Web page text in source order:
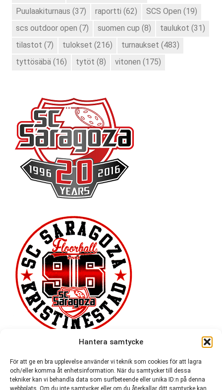
Hantera samtycke
För att ge en bra upplevelse använder vi teknik som cookies för att lagra
och/eller komma åt enhetsinformation. När du samtycker till dessa
tekniker kan vi behandla data som surfbeteende eller unika ID:n på denna
webbplats. Om du inte samtycker eller om du återkallar ditt samtycke kan
Puulaakiturnaus (37) raportti (62) SCS Open (19)
scs outdoor open (7) suomen cup (8) taulukot (31)
tilastot (7) tulokset (216) turnaukset (483)
tyttösäbä (16) tytöt (8) vitonen (175)